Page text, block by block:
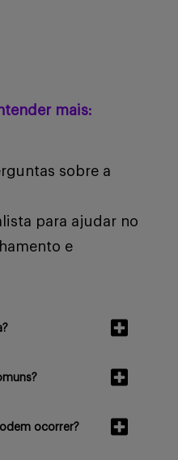
mais:
sobre a
para ajudar no
e
ocorrer?